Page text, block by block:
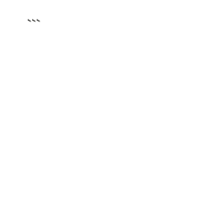
```